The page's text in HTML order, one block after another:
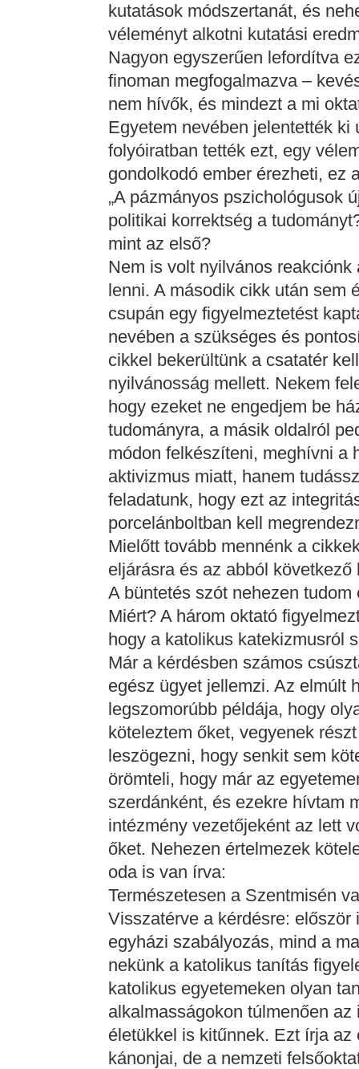
kutatások módszertanát, és
véleményt alkotni kutatási
Nagyon egyszerűen lefordítva
finoman megfogalmazva –
nem hívők, és mindezt a mi
Egyetem nevében jelentették ki
folyóiratban tették ezt, egy
gondolkodó ember érezheti, ez
„A pázmányos pszichológusok
politikai korrektség a
mint az első?
Nem is volt nyilvános
lenni. A második cikk után sem
csupán egy figyelmeztetést
nevében a szükséges és
cikkel bekerültünk a csatatér
nyilvánosság mellett. Nekem
hogy ezeket ne engedjem be
tudományra, a másik oldalról
módon felkészíteni, meghívni a
aktivizmus miatt, hanem
feladatunk, hogy ezt az
porcelánboltban kell
Mielőtt tovább mennénk a
eljárásra és az abból
A büntetés szót nehezen
Miért? A három oktató
hogy a katolikus katekizmusról
Már a kérdésben számos
egész ügyet jellemzi. Az elmúlt
legszomorúbb példája, hogy
köteleztem őket, vegyenek
leszögezni, hogy senkit sem
örömteli, hogy már az
szerdánként, és ezekre hívtam
intézmény vezetőjeként az lett
őket. Nehezen értelmezek
oda is van írva:
Természetesen a Szentmisén
Visszatérve a kérdésre:
egyházi szabályozás, mind a
nekünk a katolikus tanítás
katolikus egyetemeken olyan
alkalmasságokon túlmenően
életükkel is kitűnnek. Ezt írja
kánonjai, de a nemzeti